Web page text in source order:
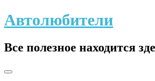
Skip
to
Автолюбители
Все полезное находится